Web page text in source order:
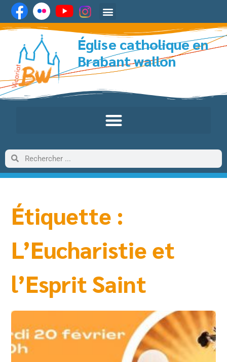
Église catholique en
Brabant wallon
Étiquette :
L’Eucharistie et
l’Esprit Saint